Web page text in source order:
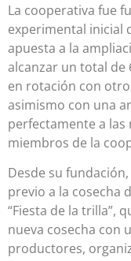
La cooperativa fue
experimental inicial
apuesta a la
alcanzar un total de
en rotación con
asimismo con una
perfectamente a las
miembros de la
Desde su
previo a la cosecha
“Fiesta de la trilla”,
nueva cosecha con
productores,